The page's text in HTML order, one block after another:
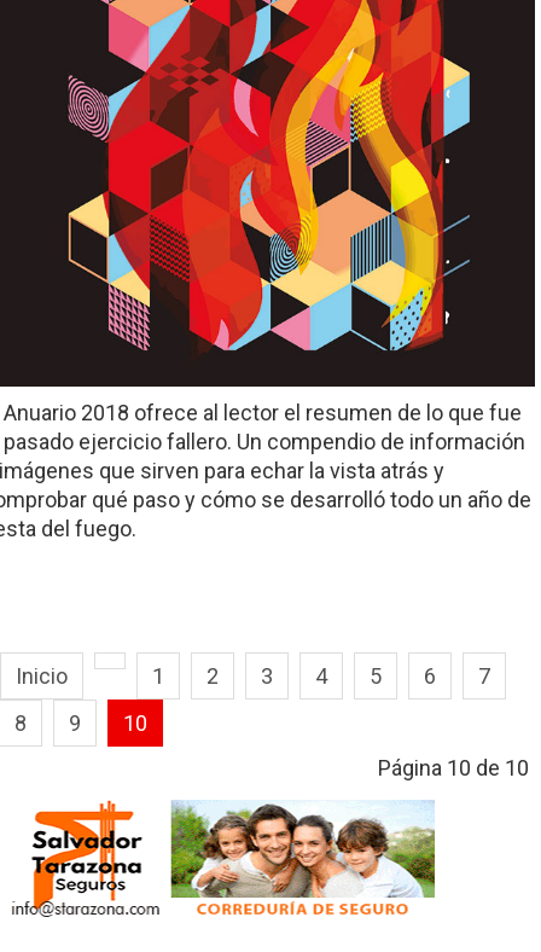
Anuario 2018 ofrece al lector el resumen de lo que fue
pasado ejercicio fallero. Un compendio de información
que sirven para echar la vista atrás y
qué paso y cómo se desarrolló todo un año de
del fuego.
Inicio 1 2 3 4 5 6
7
8
9
10
Página 10 de 10